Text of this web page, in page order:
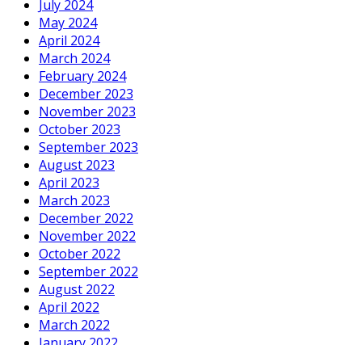
July 2024
May 2024
April 2024
March 2024
February 2024
December 2023
November 2023
October 2023
September 2023
August 2023
April 2023
March 2023
December 2022
November 2022
October 2022
September 2022
August 2022
April 2022
March 2022